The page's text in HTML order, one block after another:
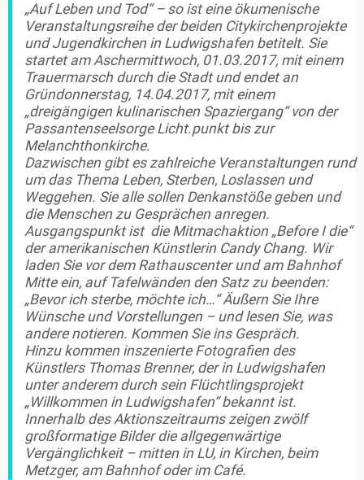
„Auf Leben und Tod“ – so ist eine ökumenische
Veranstaltungsreihe der beiden Citykirchenprojekte
und Jugendkirchen in Ludwigshafen betitelt. Sie
startet am Aschermittwoch, 01.03.2017, mit einem
Trauermarsch durch die Stadt und endet an
Gründonnerstag, 14.04.2017, mit einem
„dreigängigen kulinarischen Spaziergang“ von der
Passantenseelsorge Licht.punkt bis zur
Melanchthonkirche.
Dazwischen gibt es zahlreiche Veranstaltungen rund
um das Thema Leben, Sterben, Loslassen und
Weggehen. Sie alle sollen Denkanstöße geben und
die Menschen zu Gesprächen anregen.
Ausgangspunkt ist die Mitmachaktion „Before I die“
der amerikanischen Künstlerin Candy Chang. Wir
laden Sie vor dem Rathauscenter und am Bahnhof
Mitte ein, auf Tafelwänden den Satz zu beenden:
„Bevor ich sterbe, möchte ich…“ Äußern Sie Ihre
Wünsche und Vorstellungen – und lesen Sie, was
andere notieren. Kommen Sie ins Gespräch.
Hinzu kommen inszenierte Fotografien des
Künstlers Thomas Brenner, der in Ludwigshafen
unter anderem durch sein Flüchtlingsprojekt
„Willkommen in Ludwigshafen“ bekannt ist.
Innerhalb des Aktionszeitraums zeigen zwölf
großformatige Bilder die allgegenwärtige
Vergänglichkeit – mitten in LU, in Kirchen, beim
Metzger, am Bahnhof oder im Café.